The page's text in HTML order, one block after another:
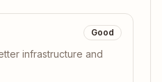
Good
infrastructure and